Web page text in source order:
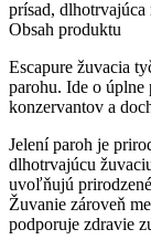
psa
z
parohu
prísad, dlhotrvajúca
Obsah produktu
Escapure žuvacia
parohu. Ide o úplne
konzervantov a
Jelení paroh je
dlhotrvajúcu
uvoľňujú
Žuvanie zároveň
podporuje zdravie